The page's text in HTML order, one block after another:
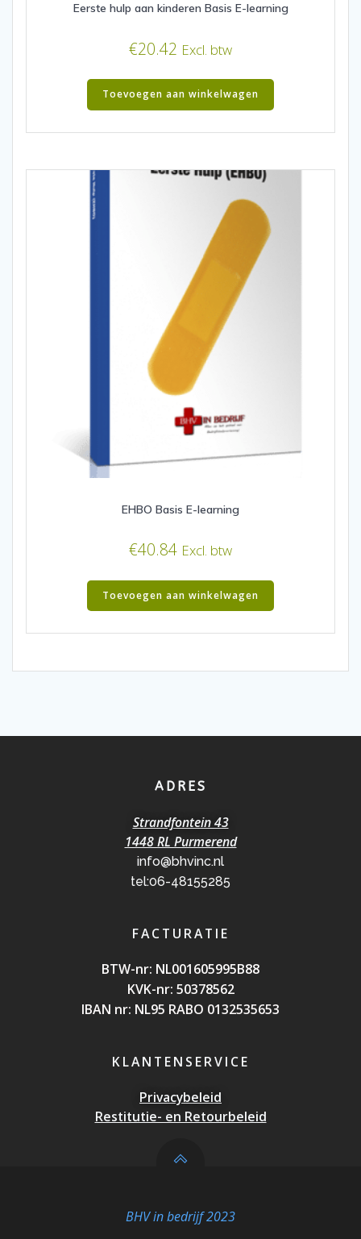
Eerste hulp aan kinderen Basis E-learning
€20.42 Excl. btw
Toevoegen aan winkelwagen
EHBO Basis E-learning
€40.84 Excl. btw
Toevoegen aan winkelwagen
ADRES
Strandfontein 43
1448 RL Purmerend
info@bhvinc.nl
tel:06-48155285
FACTURATIE
BTW-nr: NL001605995B88
KVK-nr: 50378562
IBAN nr: NL95 RABO 0132535653
KLANTENSERVICE
Privacybeleid
Restitutie- en Retourbeleid
BHV in bedrijf 2023